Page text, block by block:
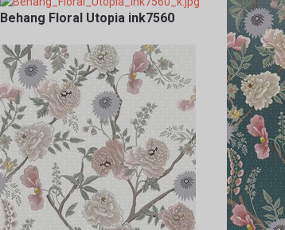
Behang Floral Utopia ink7560